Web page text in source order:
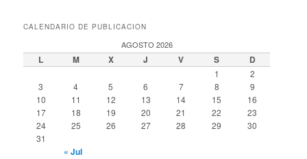
CALENDARIO DE PUBLICACION
AGOSTO 2026
L M X J V S D
1
2
3
4 5 6 7 8
9
10
11 12 13 14 15
16
17
18 19 20 21 22
23
24
25 26 27 28 29
30
31
« Jul